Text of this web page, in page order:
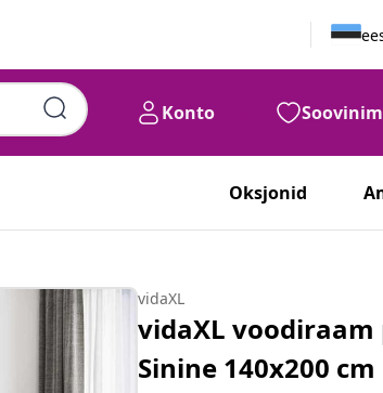
Konto
Oksjonid
vidaXL
vidaXL
Sinine 140x200